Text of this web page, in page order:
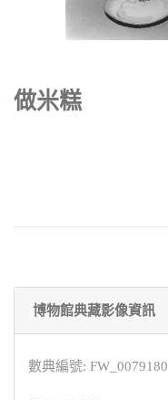
做米糕
博物館典藏影像資訊
數典編號: FW_0079180